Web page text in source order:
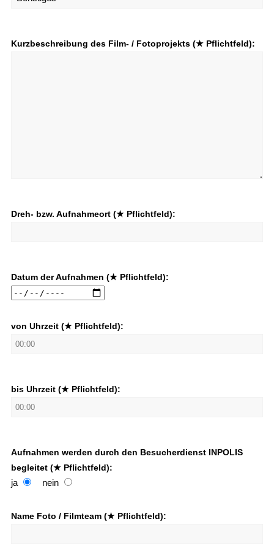
Kurzbeschreibung des Film- / Fotoprojekts (★ Pflichtfeld):
Dreh- bzw. Aufnahmeort (★ Pflichtfeld):
Datum der Aufnahmen (★ Pflichtfeld):
von Uhrzeit (★ Pflichtfeld):
bis Uhrzeit (★ Pflichtfeld):
Aufnahmen werden durch den Besucherdienst INPOLIS
begleitet (★ Pflichtfeld):
ja nein
Name Foto / Filmteam (★ Pflichtfeld):